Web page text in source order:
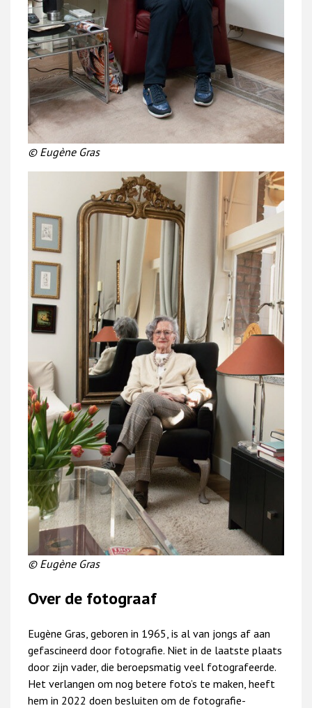
© Eugène Gras
© Eugène Gras
Over de fotograaf
Eugène Gras, geboren in 1965, is al van jongs af aan
gefascineerd door fotografie. Niet in de laatste plaats
door zijn vader, die beroepsmatig veel fotografeerde.
Het verlangen om nog betere foto’s te maken, heeft
hem in 2022 doen besluiten om de fotografie-